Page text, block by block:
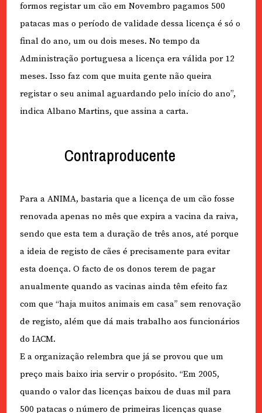
formos registar um cão em Novembro pagamos 500
patacas mas o período de validade dessa licença é só o
final do ano, um ou dois meses. No tempo da
Administração portuguesa a licença era válida por 12
meses. Isso faz com que muita gente não queira
registar o seu animal aguardando pelo início do ano”,
indica Albano Martins, que assina a carta.
Contraproducente
Para a ANIMA, bastaria que a licença de um cão fosse
renovada apenas no mês que expira a vacina da raiva,
sendo que esta tem a duração de três anos, até porque
a ideia de registo de cães é precisamente para evitar
esta doença. O facto de os donos terem de pagar
anualmente quando as vacinas ainda têm efeito faz
com que “haja muitos animais em casa” sem renovação
de registo, além que dá mais trabalho aos funcionários
do IACM.
E a organização relembra que já se provou que um
preço mais baixo iria servir o propósito. “Em 2005,
quando o valor das licenças baixou de duas mil para
500 patacas o número de primeiras licenças quase